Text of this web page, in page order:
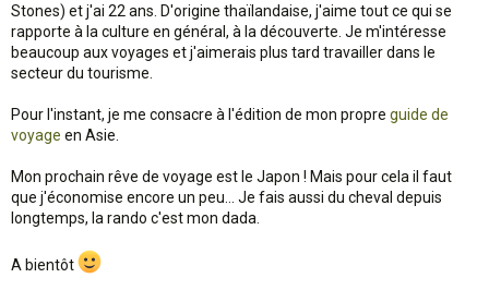
Stones) et j'ai 22 ans. D'origine thaïlandaise, j'aime tout ce qui se
rapporte à la culture en général, à la découverte. Je m'intéresse
beaucoup aux voyages et j'aimerais plus tard travailler dans le
secteur du tourisme.
Pour l'instant, je me consacre à l'édition de mon propre guide de
voyage en Asie.
Mon prochain rêve de voyage est le Japon ! Mais pour cela il faut
que j'économise encore un peu... Je fais aussi du cheval depuis
longtemps, la rando c'est mon dada.
A bientôt